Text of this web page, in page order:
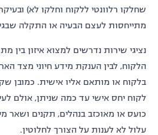
שחלקו רלוונטי ללקוח וחלקו לא)
מתייחסות לעצם הבעיה או התקלה
נציגי שירות נדרשים למצוא איזון בין
הלקוח, לבין הענקת מידע חיוני מצד
בלקוח או מותאם אליו אישית. כמובן
לקוח יחס אישי עד כמה שניתן, אולם
כועס או מאוכזב בנהלים, תקנים ושאר
עלול לא לענות על הצורך לחלוטין.